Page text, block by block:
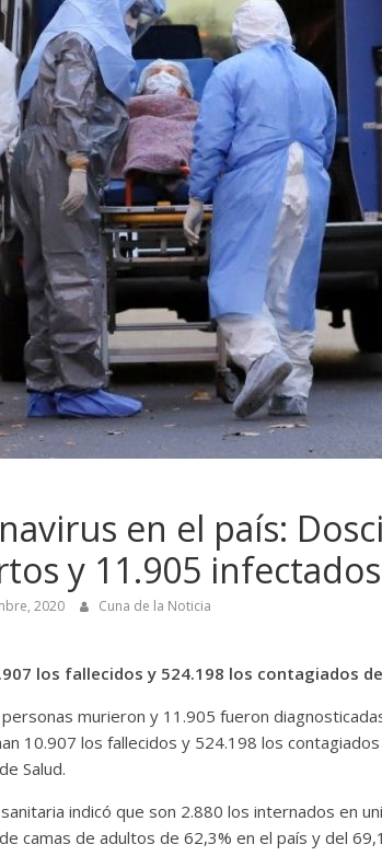
en el país:
y 11.905
2020 Cuna de la Noticia
los fallecidos y 524.198 los contagiados
murieron y 11.905 fueron
10.907 los fallecidos y 524.198 los
Salud.
indicó que son 2.880 los internados en
camas de adultos de 62,3% en el país y del